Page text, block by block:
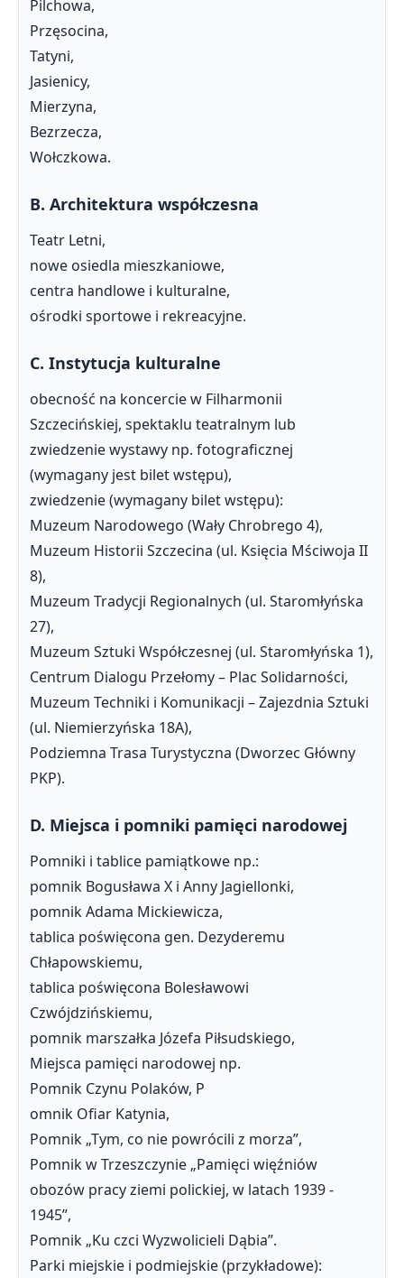
Pilchowa,
Przęsocina,
Tatyni,
Jasienicy,
Mierzyna,
Bezrzecza,
Wołczkowa.
B. Architektura współczesna
Teatr Letni,
nowe osiedla mieszkaniowe,
centra handlowe i kulturalne,
ośrodki sportowe i rekreacyjne.
C. Instytucja kulturalne
obecność na koncercie w Filharmonii
Szczecińskiej, spektaklu teatralnym lub
zwiedzenie wystawy np. fotograficznej
(wymagany jest bilet wstępu),
zwiedzenie (wymagany bilet wstępu):
Muzeum Narodowego (Wały Chrobrego 4),
Muzeum Historii Szczecina (ul. Księcia Mściwoja II
8),
Muzeum Tradycji Regionalnych (ul. Staromłyńska
27),
Muzeum Sztuki Współczesnej (ul. Staromłyńska 1),
Centrum Dialogu Przełomy – Plac Solidarności,
Muzeum Techniki i Komunikacji – Zajezdnia Sztuki
(ul. Niemierzyńska 18A),
Podziemna Trasa Turystyczna (Dworzec Główny
PKP).
D. Miejsca i pomniki pamięci narodowej
Pomniki i tablice pamiątkowe np.:
pomnik Bogusława X i Anny Jagiellonki,
pomnik Adama Mickiewicza,
tablica poświęcona gen. Dezyderemu
Chłapowskiemu,
tablica poświęcona Bolesławowi
Czwójdzińskiemu,
pomnik marszałka Józefa Piłsudskiego,
Miejsca pamięci narodowej np.
Pomnik Czynu Polaków, P
omnik Ofiar Katynia,
Pomnik „Tym, co nie powrócili z morza”,
Pomnik w Trzeszczynie „Pamięci więźniów
obozów pracy ziemi polickiej, w latach 1939 -
1945”,
Pomnik „Ku czci Wyzwolicieli Dąbia”.
Parki miejskie i podmiejskie (przykładowe):